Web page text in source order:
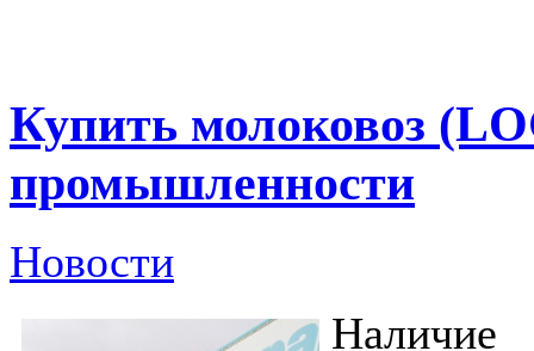
Купить молоковоз
промышленности
Новости